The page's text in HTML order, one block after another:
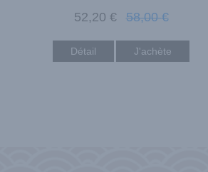
52,20 € 58,00 €
Détail